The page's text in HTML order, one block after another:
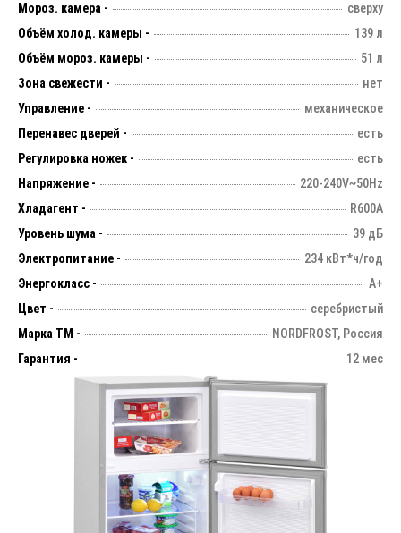
Мороз. камера -
сверху
Объём холод. камеры -
139 л
Объём мороз. камеры -
51 л
Зона свежести -
нет
Управление -
механическое
Перенавес дверей -
есть
Регулировка ножек -
есть
Напряжение -
220-240V~50Hz
Хладагент -
R600A
Уровень шума -
39 дБ
Электропитание -
234 кВт*ч/год
Энергокласс -
А+
Цвет -
серебристый
Марка ТМ -
NORDFROST, Россия
Гарантия -
12 мес